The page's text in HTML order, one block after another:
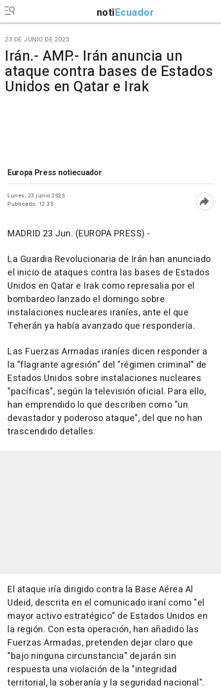
notiEcuador
23 DE JUNIO DE 2025
Irán.- AMP.- Irán anuncia un
ataque contra bases de Estados
Unidos en Qatar e Irak
Europa Press notiecuador
Lunes, 23 junio 2025
Publicado: 12:35
MADRID 23 Jun. (EUROPA PRESS) -
La Guardia Revolucionaria de Irán han anunciado
el inicio de ataques contra las bases de Estados
Unidos en Qatar e Irak como represalia por el
bombardeo lanzado el domingo sobre
instalaciones nucleares iraníes, ante el que
Teherán ya había avanzado que respondería.
Las Fuerzas Armadas iraníes dicen responder a
la "flagrante agresión" del "régimen criminal" de
Estados Unidos sobre instalaciones nucleares
"pacíficas", según la televisión oficial. Para ello,
han emprendido lo que describen como "un
devastador y poderoso ataque", del que no han
trascendido detalles.
El ataque iría dirigido contra la Base Aérea Al
Udeid, descrita en el comunicado iraní como "el
mayor activo estratégico" de Estados Unidos en
la región. Con esta operación, han añadido las
Fuerzas Armadas, pretenden dejar claro que
"bajo ninguna circunstancia" dejarán sin
respuesta una violación de la "integridad
territorial, la soberanía y la seguridad nacional".